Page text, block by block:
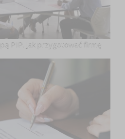
PIP. Jak przygotować firmę